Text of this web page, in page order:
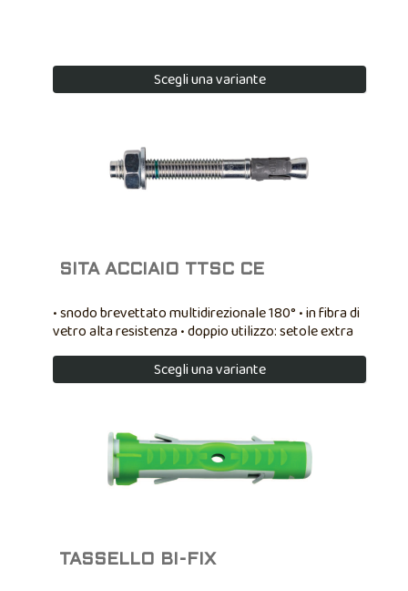
Scegli una variante
SITA ACCIAIO TTSC CE
• snodo brevettato multidirezionale 180° • in fibra di
vetro alta resistenza • doppio utilizzo: setole extra
piumate e setole rigide non piumate
Scegli una variante
TASSELLO BI-FIX